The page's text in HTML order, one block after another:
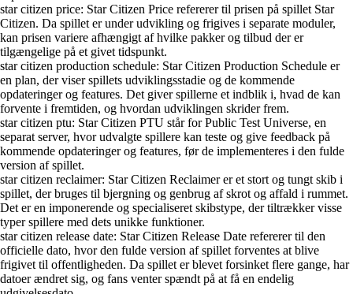
star citizen price: Star Citizen Price refererer til prisen på spillet Star
Citizen. Da spillet er under udvikling og frigives i separate moduler,
kan prisen variere afhængigt af hvilke pakker og tilbud der er
tilgængelige på et givet tidspunkt.
star citizen production schedule: Star Citizen Production Schedule er
en plan, der viser spillets udviklingsstadie og de kommende
opdateringer og features. Det giver spillerne et indblik i, hvad de kan
forvente i fremtiden, og hvordan udviklingen skrider frem.
star citizen ptu: Star Citizen PTU står for Public Test Universe, en
separat server, hvor udvalgte spillere kan teste og give feedback på
kommende opdateringer og features, før de implementeres i den fulde
version af spillet.
star citizen reclaimer: Star Citizen Reclaimer er et stort og tungt skib i
spillet, der bruges til bjergning og genbrug af skrot og affald i rummet.
Det er en imponerende og specialiseret skibstype, der tiltrækker visse
typer spillere med dets unikke funktioner.
star citizen release date: Star Citizen Release Date refererer til den
officielle dato, hvor den fulde version af spillet forventes at blive
frigivet til offentligheden. Da spillet er blevet forsinket flere gange, har
datoer ændret sig, og fans venter spændt på at få en endelig